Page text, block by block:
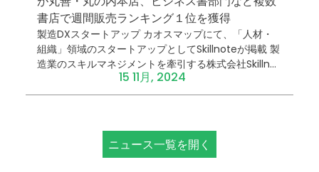
書店で週間販売ランキング１位を獲得
製造DXスタートアップ カオスマップにて、「人材・
組織」領域のスタートアップとしてSkillnoteが掲載 製
造業のスキルマネジメントを牽引する株式会社Skillnot
e（本社 東京都千代田区、代表取締役 ...
15 11月, 2024
ニュース一覧を開く